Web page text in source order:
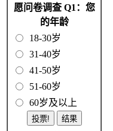
愿问卷调查 Q1：您
的年龄
18-30岁
31-40岁
41-50岁
51-60岁
60岁及以上